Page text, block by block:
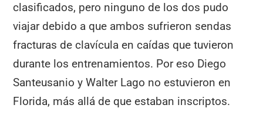
clasificados, pero ninguno de los dos pudo
viajar debido a que ambos sufrieron sendas
fracturas de clavícula en caídas que tuvieron
durante los entrenamientos. Por eso Diego
Santeusanio y Walter Lago no estuvieron en
Florida, más allá de que estaban inscriptos.